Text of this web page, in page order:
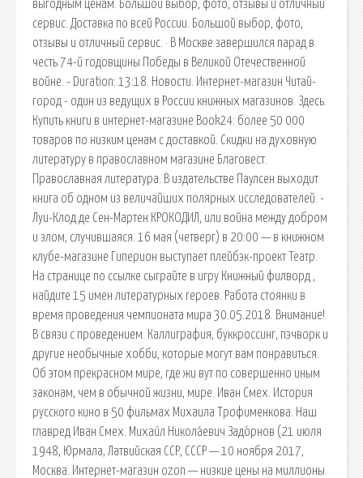
выгодным ценам. Большой выбор, фото, отзывы и отличный
сервис. Доставка по всей России. Большой выбор, фото,
отзывы и отличный сервис. · В Москве завершился парад в
честь 74-й годовщины Победы в Великой Отечественной
войне. - Duration: 13:18. Новости. Интернет-магазин Читай-
город - один из ведущих в России книжных магазинов. Здесь.
Купить книги в интернет-магазине Book24: более 50 000
товаров по низким ценам с доставкой. Скидки на духовную
литературу в православном магазине Благовест.
Православная литература. В издательстве Паулсен выходит
книга об одном из величайших полярных исследователей. -
Луи-Клод де Сен-Мартен КРОКОДИЛ, или война между добром
и злом, случившаяся. 16 мая (четверг) в 20:00 — в книжном
клубе-магазине Гиперион выступает плейбэк-проект Театр.
На странице по ссылке сыграйте в игру Книжный филворд ,
найдите 15 имен литературных героев. Работа стоянки в
время проведения чемпионата мира 30.05.2018. Внимание!
В связи с проведением. Каллиграфия, буккроссинг, пэчворк и
другие необычные хобби, которые могут вам понравиться.
Об этом прекрасном мире, где жи вут по совершенно иным
законам, чем в обычной жизни, мире. Иван Смех. История
русского кино в 50 фильмах Михаила Трофименкова. Наш
главред Иван Смех. Михаи́л Никола́евич Задо́рнов (21 июля
1948, Юрмала, Латвийская ССР, СССР — 10 ноября 2017,
Москва. Интернет-магазин ozon — низкие цены на миллионы